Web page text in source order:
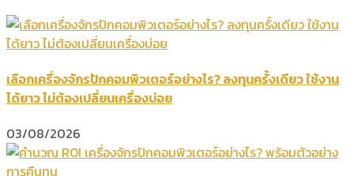
เลือกเครื่องจักรปักคอมพิวเตอร์อย่างไร? ลงทุนครั้งเดียว ใช้งาน
ได้ยาว ไม่ต้องเปลี่ยนเครื่องบ่อย
03/08/2026